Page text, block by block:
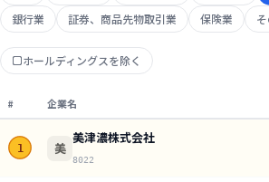
銀行業
証券、商品先物取引業 保険業
ホールディングスを除く
# 企業名
1 美
美津濃株式会社
8022